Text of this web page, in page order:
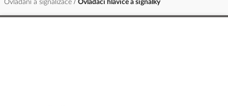
Ovládání a signalizace
Ovládací hlavice a signálky